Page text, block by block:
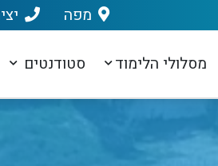
מפה
מסלולי הלימוד סטודנטים